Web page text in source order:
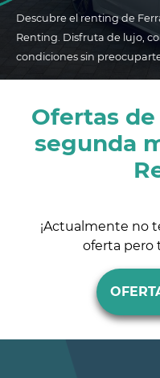
Descubre el renting de
Renting. Disfruta de lujo,
condiciones sin
Ofertas
segunda
¡Actualmente no
oferta pero